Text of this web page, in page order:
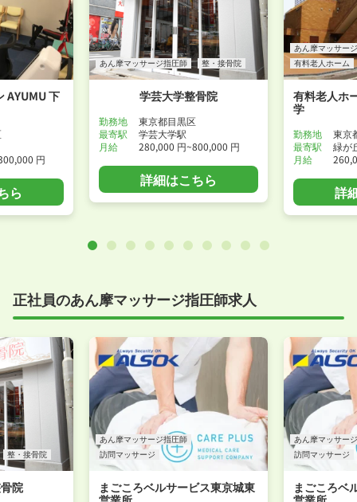
AYUMU 下
円
ら
あん摩マッサージ指圧師 整・接骨院
学芸大学整骨院
勤務地
東京都目黒区
最寄駅
学芸大学駅
月給
280,000 円~800,000 円
詳細はこちら
あん摩マッサー
有料老人ホーム
有料老人ホ
学
勤務地
東京
最寄駅
緑が
月給
詳
正社員のあん摩マッサージ指圧師求人
整・接骨院
院
あん摩マッサージ指圧師
訪問マッサージ
まごころベルサービス東京城東
あん摩マッサー
訪問マッサージ
まごころベ